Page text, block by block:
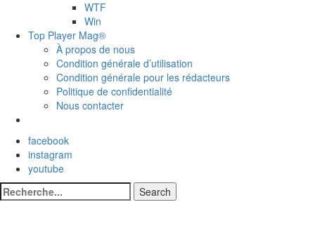
WTF
Win
Top Player Mag®
À propos de nous
Condition générale d’utilisation
Condition générale pour les rédacteurs
Politique de confidentialité
Nous contacter
facebook
instagram
youtube
Search
for:
Search